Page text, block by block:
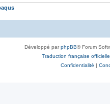
Développé parphpBB® Forum
Traduction française officielle
Confidentialité |